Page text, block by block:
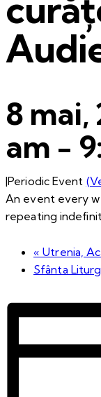
8 mai,
am -
|Periodic Event
An event every
repeating
« Utrenia,
Sfânta